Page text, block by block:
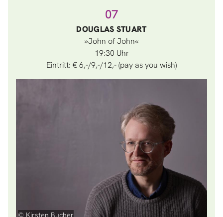
07
DOUGLAS STUART
»John of John«
19:30
Eintritt: € 6,-/9,-/12,- (pay as you wish)
© Kirsten Bucher